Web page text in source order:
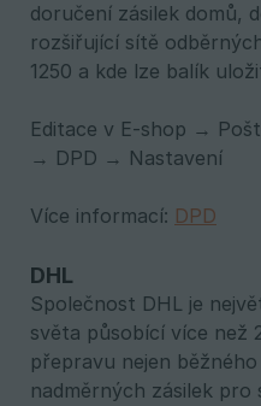
doručení zásilek domů,
rozšiřující sítě
1250 a kde lze balík
Editace v E-shop →
→ DPD → Nastavení
Více informací: DPD
DHL
Společnost DHL je
světa působící více než
přepravu nejen
nadměrných zásilek